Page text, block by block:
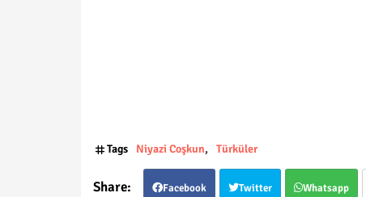
Tags Niyazi Coşkun Türküler
Facebook Twitter Whatsapp